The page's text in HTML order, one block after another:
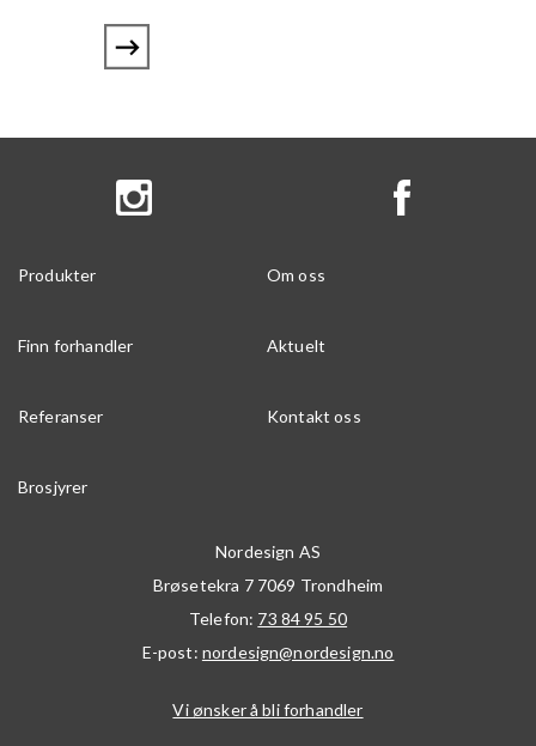
Produkter Om oss
Finn forhandler Aktuelt
Referanser Kontakt oss
Brosjyrer
Nordesign AS
Brøsetekra 7 7069 Trondheim
Telefon: 73 84 95 50
E-post: nordesign@nordesign.no
Vi ønsker å bli forhandler